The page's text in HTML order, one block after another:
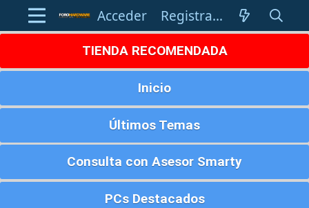
Acceder Registrarse
TIENDA RECOMENDADA
Inicio
Últimos Temas
Consulta con Asesor Smarty
PCs Destacados